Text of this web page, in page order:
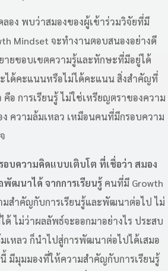
อง พบว่าสมองของผู้เข้าร่วมวิจัยที่มี
Mindset จะทำงานตอบสนองอย่างดี
ยขอบเขตความรู้และทักษะที่มีอยู่ได้
ได้คะแนนหรือไม่ได้คะแนน สิ่งสำคัญที่
อ การเรียนรู้ ไม่ใช่เหรียญตราของความ
ความล้มเหลว เหมือนคนที่มีกรอบความ
อบความคิดแบบเติบโต ที่เชื่อว่า สมอง
ฒนาได้ จากการเรียนรู้ คนที่มี Growth
สำคัญกับการเรียนรู้และพัฒนาต่อไป ไม่
ไม่ว่าผลลัพธ์จะออกมาอย่างไร ประสบ
เหลว ก็นำไปสู่การพัฒนาต่อไปได้เสมอ
มีมุมมองที่ให้ความสำคัญกับการเรียนรู้